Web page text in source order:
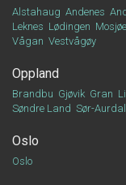
Alstahaug Andenes
Leknes Lødingen
Vågan Vestvågøy
Oppland
Brandbu Gjøvik Gran
Søndre Land Sør-Aurdal
Oslo
Oslo